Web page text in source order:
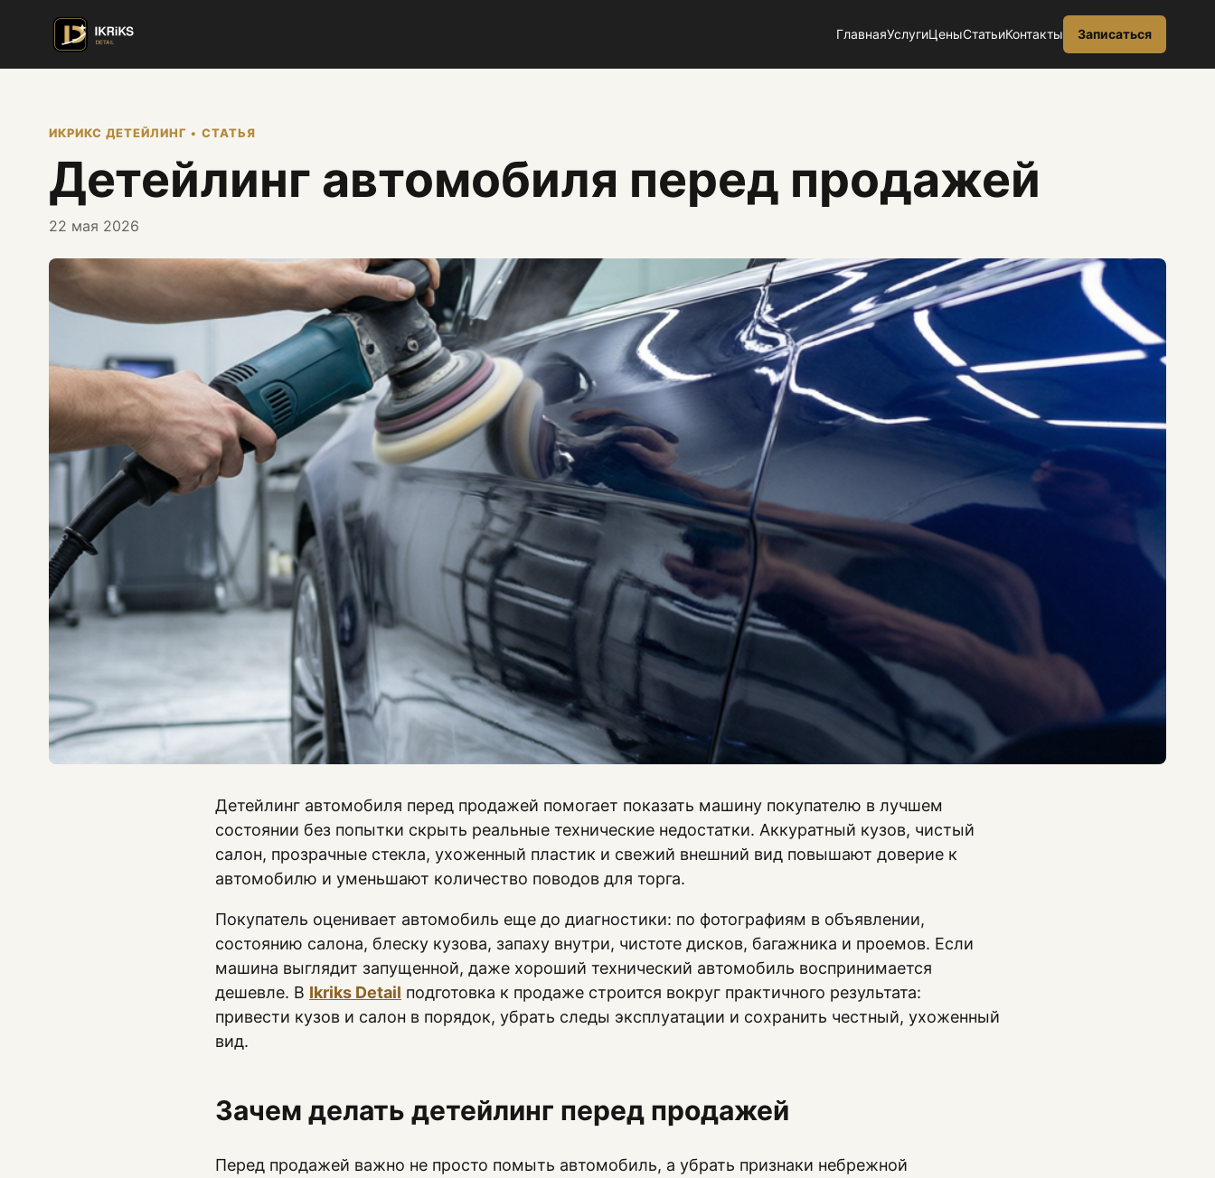
ГлавнаяУслугиЦеныСтатьиКонтакты Записаться
ИКРИКС ДЕТЕЙЛИНГ • СТАТЬЯ
Детейлинг автомобиля перед продажей
22 мая 2026
Детейлинг автомобиля перед продажей помогает показать машину покупателю в лучшем
состоянии без попытки скрыть реальные технические недостатки. Аккуратный кузов, чистый
салон, прозрачные стекла, ухоженный пластик и свежий внешний вид повышают доверие к
автомобилю и уменьшают количество поводов для торга.
Покупатель оценивает автомобиль еще до диагностики: по фотографиям в объявлении,
состоянию салона, блеску кузова, запаху внутри, чистоте дисков, багажника и проемов. Если
машина выглядит запущенной, даже хороший технический автомобиль воспринимается
дешевле. В Ikriks Detail подготовка к продаже строится вокруг практичного результата:
привести кузов и салон в порядок, убрать следы эксплуатации и сохранить честный, ухоженный
вид.
Зачем делать детейлинг перед продажей
Перед продажей важно не просто помыть автомобиль, а убрать признаки небрежной